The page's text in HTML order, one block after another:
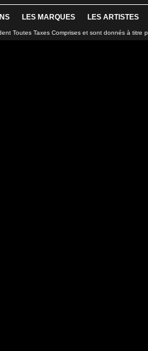
LES MARQUES LES ARTISTES
Toutes Taxes Comprises et sont donnés à